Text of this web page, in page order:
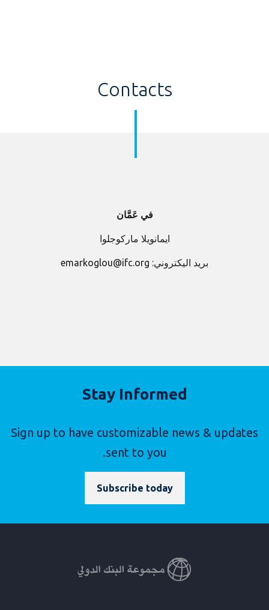
Contacts
في عَمَّان
ايمانويلا ماركوجلوا
بريد اليكتروني: emarkoglou@ifc.org
Stay Informed
Sign up to have customizable news & updates
sent to you.
Subscribe today